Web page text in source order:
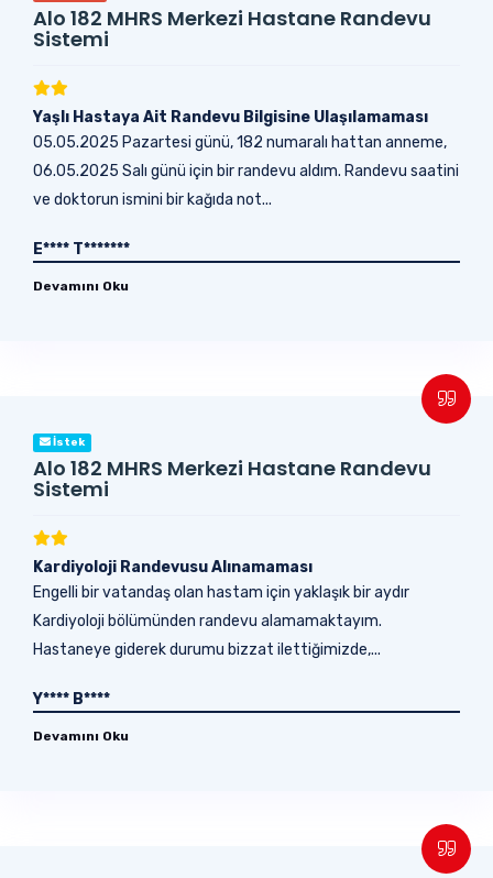
Alo 182 MHRS Merkezi Hastane Randevu
Sistemi
Yaşlı Hastaya Ait Randevu Bilgisine Ulaşılamaması
05.05.2025 Pazartesi günü, 182 numaralı hattan anneme,
06.05.2025 Salı günü için bir randevu aldım. Randevu saatini
ve doktorun ismini bir kağıda not...
E**** T*******
Devamını Oku
İstek
Alo 182 MHRS Merkezi Hastane Randevu
Sistemi
Kardiyoloji Randevusu Alınamaması
Engelli bir vatandaş olan hastam için yaklaşık bir aydır
Kardiyoloji bölümünden randevu alamamaktayım.
Hastaneye giderek durumu bizzat ilettiğimizde,...
Y**** B****
Devamını Oku